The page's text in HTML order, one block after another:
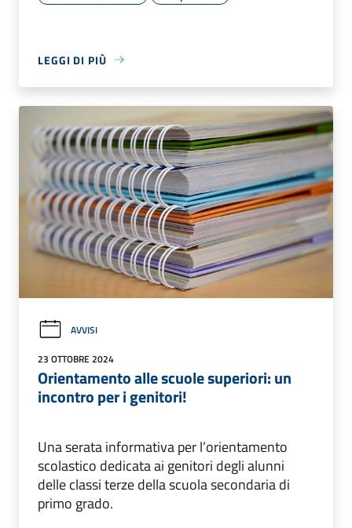
LEGGI DI PIÙ
AVVISI
23 OTTOBRE 2024
Orientamento alle scuole superiori: un
incontro per i genitori!
Una serata informativa per l’orientamento
scolastico dedicata ai genitori degli alunni
delle classi terze della scuola secondaria di
primo grado.